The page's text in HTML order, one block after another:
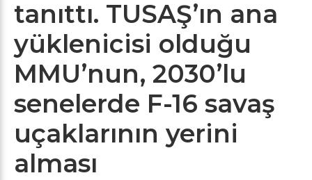
tanıttı. TUSAŞ’ın ana
yüklenicisi olduğu
MMU’nun, 2030’lu
senelerde F-16 savaş
uçaklarının yerini
alması